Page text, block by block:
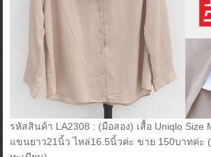
รหัสสินค้า LA2308 : (มือสอง) เสื้อ Uniqlo Size
แขนยาว21นิ้ว ไหล่16.5นิ้วค่ะ ขาย 150บาทค่ะ